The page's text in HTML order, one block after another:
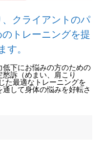
クライアントのパ
トレーニングを提
す。
下にお悩みの方のための
訴（めまい、肩こり
た最適なトレーニングを
して身体の悩みを好転さ